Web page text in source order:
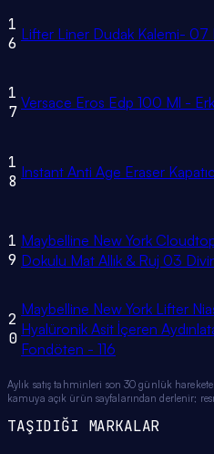
1
6 Lifter Liner Dudak Kalemi- 07
1
7 Versace Eros Edp 100 Ml -
1
8 Instant Anti Age Eraser
1
9
Maybelline New York
Dokulu Mat Allık & Ruj 03
2
0
Maybelline New York Lifter
Hyalüronik Asit İçeren
Fondöten - 116
Aylık satış tahminleri son 30 günlük
kamuya açık ürün sayfalarından derlenir;
TAŞIDIĞI MARKALAR